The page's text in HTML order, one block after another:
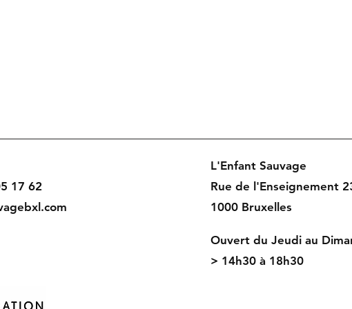
17 62
L'Enfant Sauvage
Rue de l'Enseignement
1000 Bruxelles
Ouvert du Jeudi au
> 14h30 à 18h30